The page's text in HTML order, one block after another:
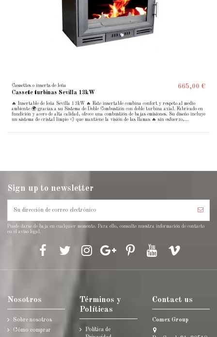
Cassettes o inserts de leña
Cassete turbinas Sevilla 13kW
665,00 €
🔥 Insertable de leña Sevilla 13kW 🔥 Este insertable combina confort y respeto al medio
ambiente 🌍 gracias a su Sistema de Doble Combustión con doble turbina axial. Fabricado en
fundición y acero de alta calidad, ofrece una combustión de bajas emisiones. Su diseño incluye
un sistema de cristal limpio 💨 que mantiene la visión de las llamas 🔥 sin esfuerzo,...
Sign up to newsletter
Puede darse de baja en cualquier momento. Para ello, consulte nuestra información de contacto
en el aviso legal.
Nosotros
Sobre nosotros
Cómo comprar
Términos y
Políticas
Política de
Contact us
Comex Group